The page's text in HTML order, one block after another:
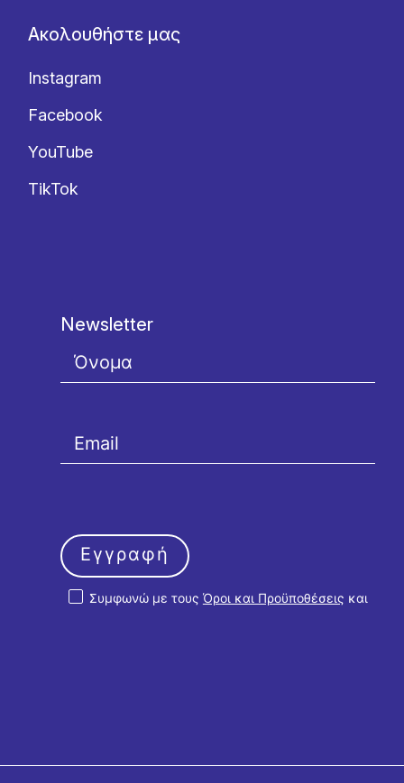
Ακολουθήστε μας
Instagram
Facebook
YouTube
TikTok
Newsletter
Συμφωνώ με τους Όροι και Προϋποθέσεις και
Εγγραφή